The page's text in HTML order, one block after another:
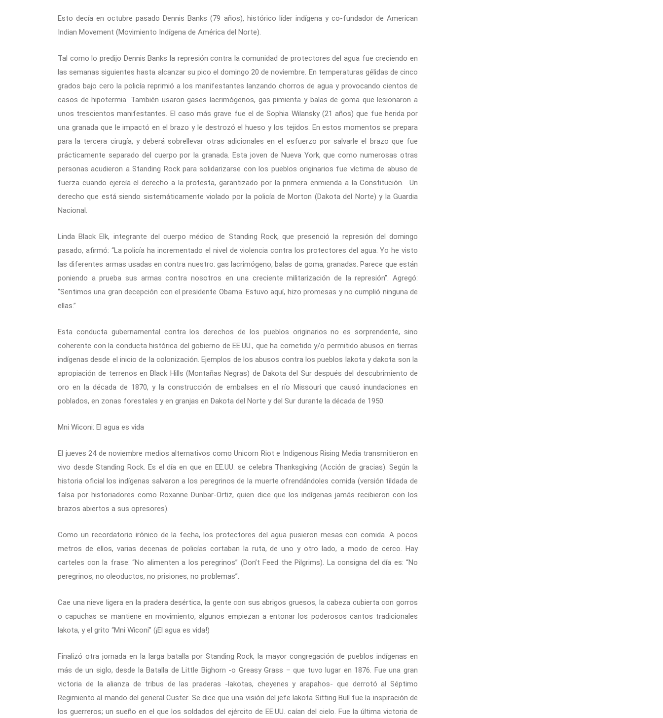
Esto decía en octubre pasado Dennis Banks (79 años), histórico líder indígena y co-fundador de American
Indian Movement (Movimiento Indígena de América del Norte).
Tal como lo predijo Dennis Banks la represión contra la comunidad de protectores del agua fue creciendo en
las semanas siguientes hasta alcanzar su pico el domingo 20 de noviembre. En temperaturas gélidas de cinco
grados bajo cero la policía reprimió a los manifestantes lanzando chorros de agua y provocando cientos de
casos de hipotermia. También usaron gases lacrimógenos, gas pimienta y balas de goma que lesionaron a
unos trescientos manifestantes. El caso más grave fue el de Sophia Wilansky (21 años) que fue herida por
una granada que le impactó en el brazo y le destrozó el hueso y los tejidos. En estos momentos se prepara
para la tercera cirugía, y deberá sobrellevar otras adicionales en el esfuerzo por salvarle el brazo que fue
prácticamente separado del cuerpo por la granada. Esta joven de Nueva York, que como numerosas otras
personas acudieron a Standing Rock para solidarizarse con los pueblos originarios fue víctima de abuso de
fuerza cuando ejercía el derecho a la protesta, garantizado por la primera enmienda a la Constitución. Un
derecho que está siendo sistemáticamente violado por la policía de Morton (Dakota del Norte) y la Guardia
Nacional.
Linda Black Elk, integrante del cuerpo médico de Standing Rock, que presenció la represión del domingo
pasado, afirmó: “La policía ha incrementado el nivel de violencia contra los protectores del agua. Yo he visto
las diferentes armas usadas en contra nuestro: gas lacrimógeno, balas de goma, granadas. Parece que están
poniendo a prueba sus armas contra nosotros en una creciente militarización de la represión”. Agregó:
“Sentimos una gran decepción con el presidente Obama. Estuvo aquí, hizo promesas y no cumplió ninguna de
ellas.”
Esta conducta gubernamental contra los derechos de los pueblos originarios no es sorprendente, sino
coherente con la conducta histórica del gobierno de EE.UU., que ha cometido y/o permitido abusos en tierras
indígenas desde el inicio de la colonización. Ejemplos de los abusos contra los pueblos lakota y dakota son la
apropiación de terrenos en Black Hills (Montañas Negras) de Dakota del Sur después del descubrimiento de
oro en la década de 1870, y la construcción de embalses en el río Missouri que causó inundaciones en
poblados, en zonas forestales y en granjas en Dakota del Norte y del Sur durante la década de 1950.
Mni Wiconi: El agua es vida
El jueves 24 de noviembre medios alternativos como Unicorn Riot e Indigenous Rising Media transmitieron en
vivo desde Standing Rock. Es el día en que en EE.UU. se celebra Thanksgiving (Acción de gracias). Según la
historia oficial los indígenas salvaron a los peregrinos de la muerte ofrendándoles comida (versión tildada de
falsa por historiadores como Roxanne Dunbar-Ortiz, quien dice que los indígenas jamás recibieron con los
brazos abiertos a sus opresores).
Como un recordatorio irónico de la fecha, los protectores del agua pusieron mesas con comida. A pocos
metros de ellos, varias decenas de policías cortaban la ruta, de uno y otro lado, a modo de cerco. Hay
carteles con la frase: “No alimenten a los peregrinos” (Don’t Feed the Pilgrims). La consigna del día es: “No
peregrinos, no oleoductos, no prisiones, no problemas”.
Cae una nieve ligera en la pradera desértica, la gente con sus abrigos gruesos, la cabeza cubierta con gorros
o capuchas se mantiene en movimiento, algunos empiezan a entonar los poderosos cantos tradicionales
lakota, y el grito “Mni Wiconi” (¡El agua es vida!)
Finalizó otra jornada en la larga batalla por Standing Rock, la mayor congregación de pueblos indígenas en
más de un siglo, desde la Batalla de Little Bighorn -o Greasy Grass – que tuvo lugar en 1876. Fue una gran
victoria de la alianza de tribus de las praderas -lakotas, cheyenes y arapahos- que derrotó al Séptimo
Regimiento al mando del general Custer. Se dice que una visión del jefe lakota Sitting Bull fue la inspiración de
los guerreros; un sueño en el que los soldados del ejército de EE.UU. caían del cielo. Fue la última victoria de